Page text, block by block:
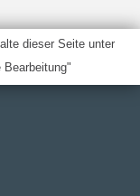
dieser Seite unter